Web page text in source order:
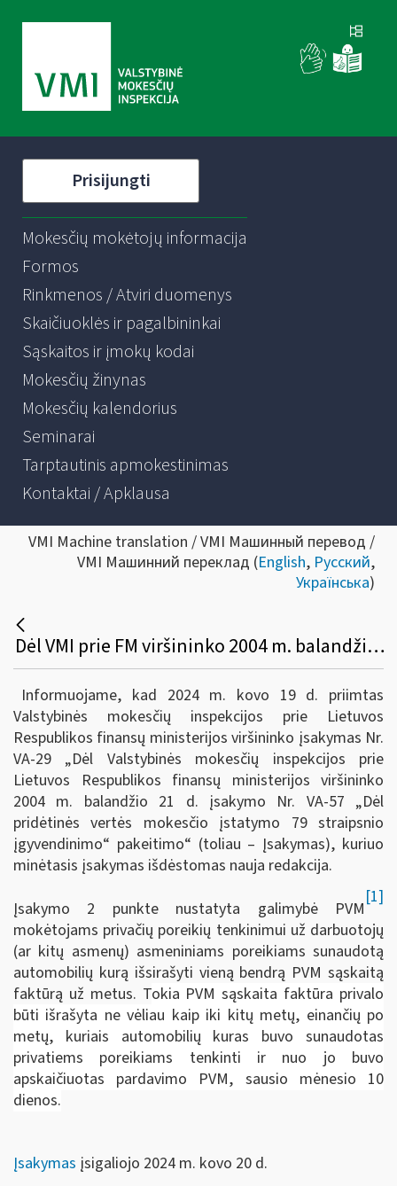
Prisijungti
Mokesčių mokėtojų informacija
Formos
Rinkmenos / Atviri duomenys
Skaičiuoklės ir pagalbininkai
Sąskaitos ir įmokų kodai
Mokesčių žinynas
Mokesčių kalendorius
Seminarai
Tarptautinis apmokestinimas
Kontaktai / Apklausa
VMI Machine translation / VMI Машинный перевод /
VMI Машинний переклад (English, Русский,
Українська)
Dėl VMI prie FM viršininko 2004 m. balandžio 21 d. įsakymo Nr. VA-57 pakeitimo
Informuojame, kad 2024 m. kovo 19 d. priimtas
Valstybinės mokesčių inspekcijos prie Lietuvos
Respublikos finansų ministerijos viršininko įsakymas Nr.
VA-29 „Dėl Valstybinės mokesčių inspekcijos prie
Lietuvos Respublikos finansų ministerijos viršininko
2004 m. balandžio 21 d. įsakymo Nr. VA-57 „Dėl
pridėtinės vertės mokesčio įstatymo 79 straipsnio
įgyvendinimo“ pakeitimo“ (toliau – Įsakymas), kuriuo
minėtasis įsakymas išdėstomas nauja redakcija.
Įsakymo 2 punkte nustatyta galimybė PVM
[1]
mokėtojams privačių poreikių tenkinimui už darbuotojų
(ar kitų asmenų) asmeniniams poreikiams sunaudotą
automobilių kurą išsirašyti vieną bendrą PVM sąskaitą
faktūrą už metus. Tokia PVM sąskaita faktūra privalo
būti išrašyta ne vėliau kaip iki kitų metų, einančių po
metų, kuriais automobilių kuras buvo sunaudotas
privatiems poreikiams tenkinti ir nuo jo buvo
apskaičiuotas pardavimo PVM, sausio mėnesio 10
dienos.
Įsakymas įsigaliojo 2024 m. kovo 20 d.